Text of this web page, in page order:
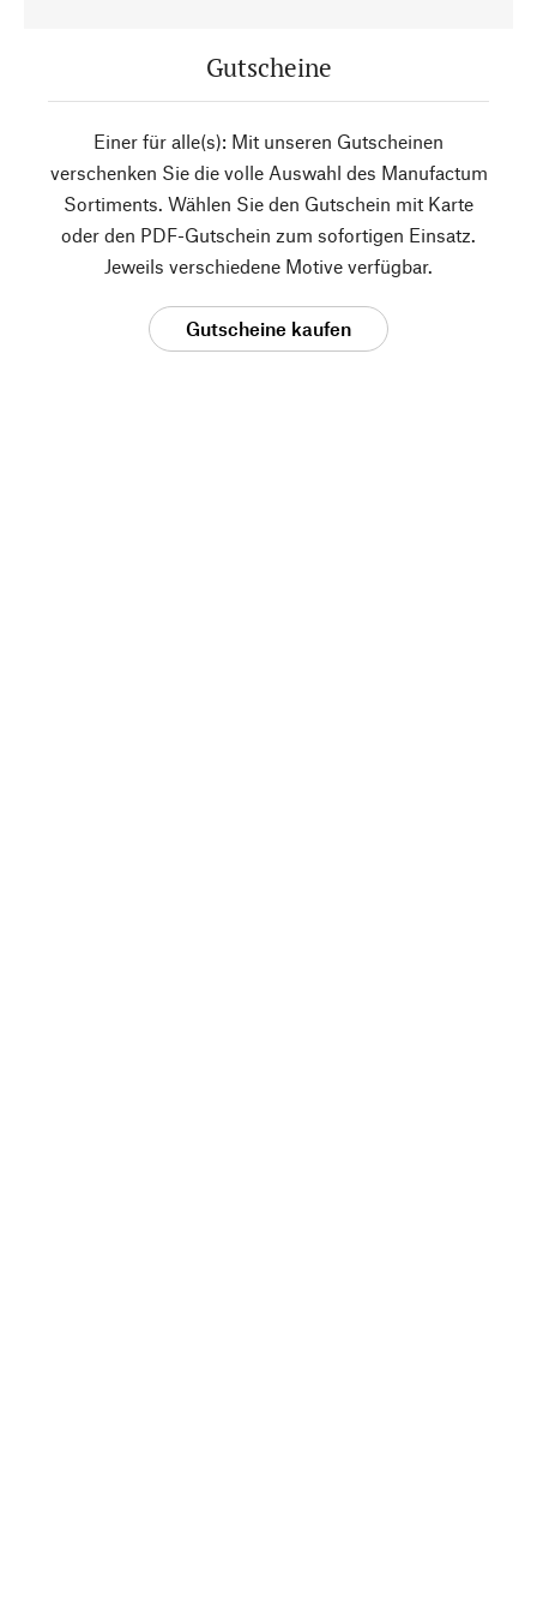
Gutscheine
Einer für alle(s): Mit unseren Gutscheinen
verschenken Sie die volle Auswahl des Manufactum
Sortiments. Wählen Sie den Gutschein mit Karte
oder den PDF-Gutschein zum sofortigen Einsatz.
Jeweils verschiedene Motive verfügbar.
Gutscheine kaufen